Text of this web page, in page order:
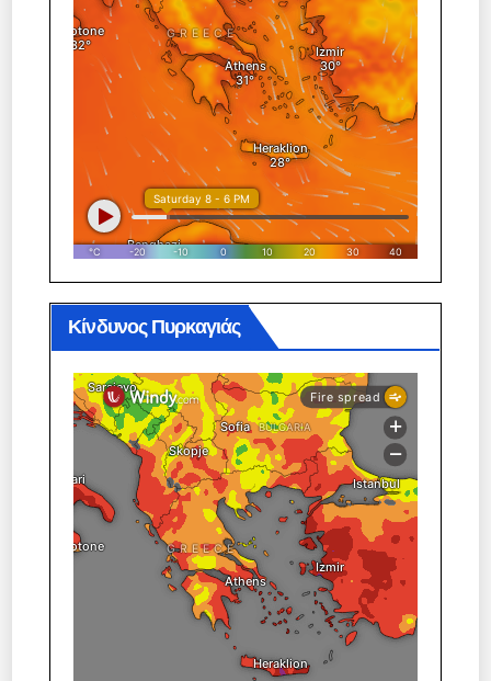
Κίνδυνος Πυρκαγιάς